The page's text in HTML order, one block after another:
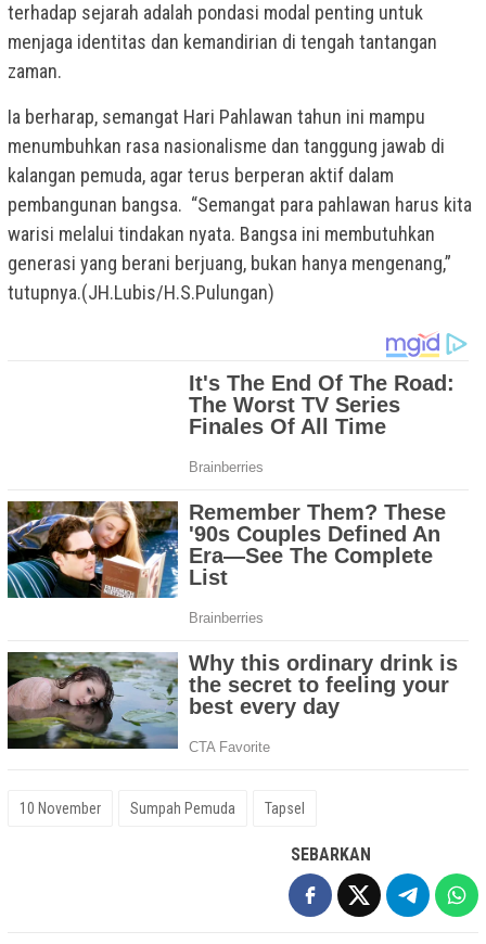
terhadap sejarah adalah pondasi modal penting untuk
menjaga identitas dan kemandirian di tengah tantangan
zaman.
Ia berharap, semangat Hari Pahlawan tahun ini mampu
menumbuhkan rasa nasionalisme dan tanggung jawab di
kalangan pemuda, agar terus berperan aktif dalam
pembangunan bangsa. “Semangat para pahlawan harus kita
warisi melalui tindakan nyata. Bangsa ini membutuhkan
generasi yang berani berjuang, bukan hanya mengenang,”
tutupnya.(JH.Lubis/H.S.Pulungan)
10 November Sumpah Pemuda Tapsel
SEBARKAN